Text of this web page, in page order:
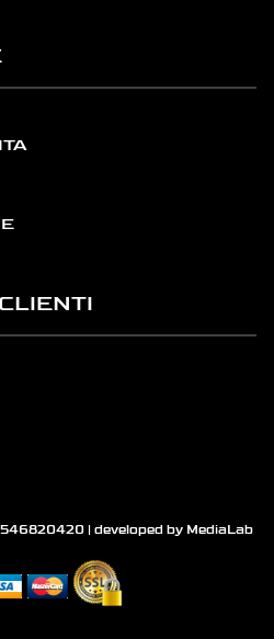
| developed by MediaLab